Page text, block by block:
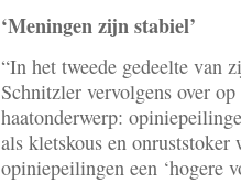
‘Meningen zijn stabiel’
“In het tweede gedeelte van
Schnitzler vervolgens over
haatonderwerp:
als kletskous en
opiniepeilingen een ‘hogere